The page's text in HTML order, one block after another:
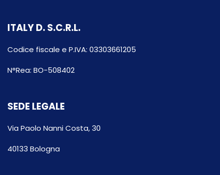
ITALY D. S.C.R.L.
Codice fiscale e P.IVA: 03303661205
N°Rea: BO-508402
SEDE LEGALE
Via Paolo Nanni Costa, 30
40133 Bologna